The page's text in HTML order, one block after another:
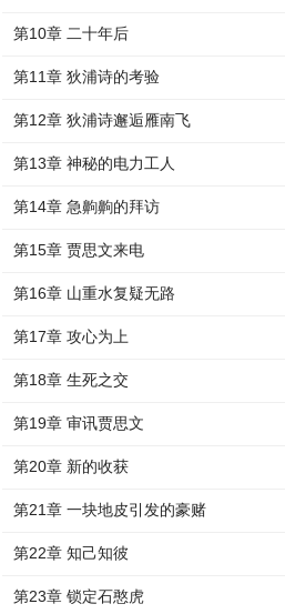
第10章 二十年后
第11章 狄浦诗的考验
第12章 狄浦诗邂逅雁南飞
第13章 神秘的电力工人
第14章 急齁齁的拜访
第15章 贾思文来电
第16章 山重水复疑无路
第17章 攻心为上
第18章 生死之交
第19章 审讯贾思文
第20章 新的收获
第21章 一块地皮引发的豪赌
第22章 知己知彼
第23章 锁定石憨虎